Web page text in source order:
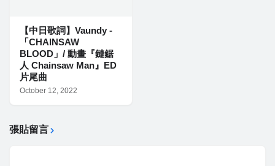
【中日歌詞】Vaundy -
「CHAINSAW
BLOOD」/ 動畫『鏈鋸
人 Chainsaw Man』ED
片尾曲
October 12, 2022
張貼留言